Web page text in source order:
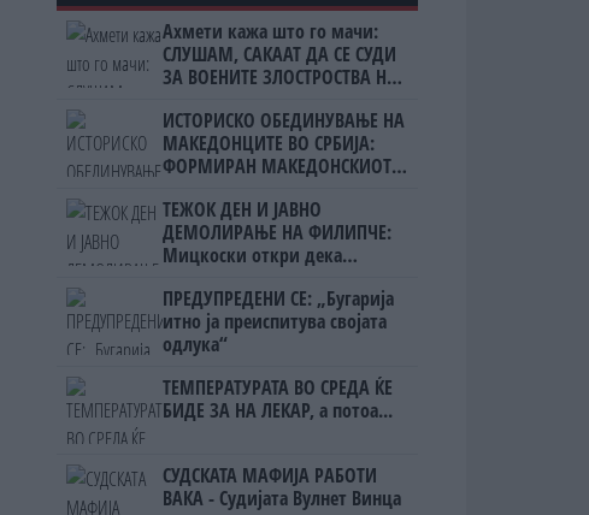
Ахмети кажа што го мачи:
СЛУШАМ, САКААТ ДА СЕ СУДИ
ЗА ВОЕНИТЕ ЗЛОСТРОСТВА НА
ИСТОРИСКО ОБЕДИНУВАЊЕ НА
МАКЕДОНЦИТЕ ВО СРБИЈА:
ФОРМИРАН МАКЕДОНСКИОТ
ТЕЖОК ДЕН И ЈАВНО
ДЕМОЛИРАЊЕ НА ФИЛИПЧЕ:
Мицкоски откри дека
ништо, освен за кеш
ПРЕДУПРЕДЕНИ СЕ: „Бугарија
итно ја преиспитува својата
одлука“
ТЕМПЕРАТУРАТА ВО СРЕДА ЌЕ
БИДЕ ЗА НА ЛЕКАР, а потоа...
СУДСКАТА МАФИЈА РАБОТИ
ВАКА - Судијата Вулнет Винца